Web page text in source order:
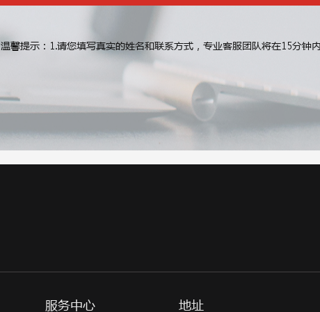
温馨提示：1.请您填写真实的姓名和联系方式，专业客服团队将在15分钟
服务中心 地址